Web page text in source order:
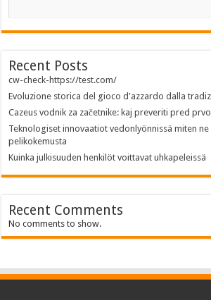
Recent Posts
cw-check-https://test.com/
Evoluzione storica del gioco d'azzardo dalla
Cazeus vodnik za začetnike: kaj preveriti pred
Teknologiset innovaatiot vedonlyönnissä miten
pelikokemusta
Kuinka julkisuuden henkilöt voittavat uhkapeleissä
Recent Comments
No comments to show.